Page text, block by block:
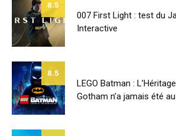
8.5
007 First Light : test du
Interactive
8.5
LEGO Batman :
Gotham n’a jamais été